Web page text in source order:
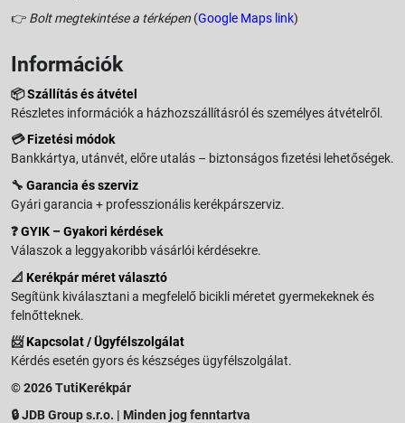
👉 Bolt megtekintése a térképen (Google Maps link)
Információk
📦Szállítás és átvétel
Részletes információk a házhozszállításról és személyes átvételről.
💳Fizetési módok
Bankkártya, utánvét, előre utalás – biztonságos fizetési lehetőségek.
🔧 Garancia és szerviz
Gyári garancia + professzionális kerékpárszerviz.
❓GYIK – Gyakori kérdések
Válaszok a leggyakoribb vásárlói kérdésekre.
📐 Kerékpár méret választó
Segítünk kiválasztani a megfelelő bicikli méretet gyermekeknek és
felnőtteknek.
📨Kapcsolat / Ügyfélszolgálat
Kérdés esetén gyors és készséges ügyfélszolgálat.
© 2026 TutiKerékpár
🔒 JDB Group s.r.o. | Minden jog fenntartva